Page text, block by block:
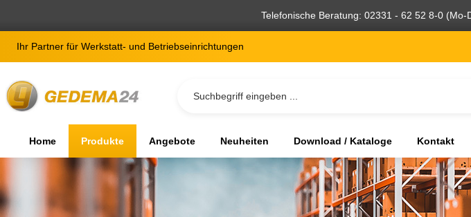
Telefonische Beratung: 02331 - 62 52 8-0
Ihr Partner für Werkstatt- und Betriebseinrichtungen
Home Produkte Angebote Neuheiten Download / Kataloge Kontakt